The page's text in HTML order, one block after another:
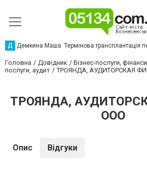
Д Демкина Маша. Термінова трансплантація
Головна Довідник Бізнес-послуги, фінанси
послуги, аудит
ТРОЯНДА, АУДИТОРСКАЯ
ТРОЯНДА,
ООО
Опис Відгуки